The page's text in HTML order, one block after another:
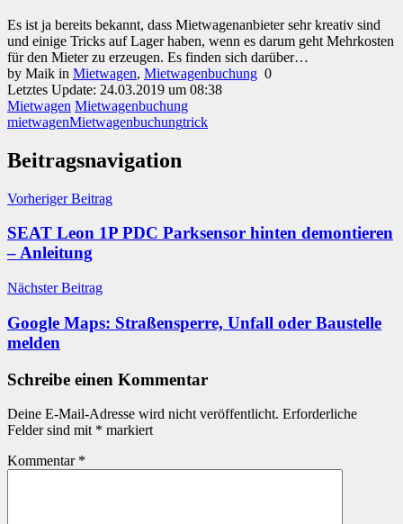
Es ist ja bereits bekannt, dass Mietwagenanbieter sehr kreativ sind
und einige Tricks auf Lager haben, wenn es darum geht Mehrkosten
für den Mieter zu erzeugen. Es finden sich darüber…
by Maik in Mietwagen, Mietwagenbuchung 0
Letztes Update: 24.03.2019 um 08:38
Mietwagen Mietwagenbuchung
mietwagenMietwagenbuchungtrick
Beitragsnavigation
Vorheriger Beitrag
SEAT Leon 1P PDC Parksensor hinten demontieren
– Anleitung
Nächster Beitrag
Google Maps: Straßensperre, Unfall oder Baustelle
melden
Schreibe einen Kommentar
Deine E-Mail-Adresse wird nicht veröffentlicht. Erforderliche
Felder sind mit * markiert
Kommentar *